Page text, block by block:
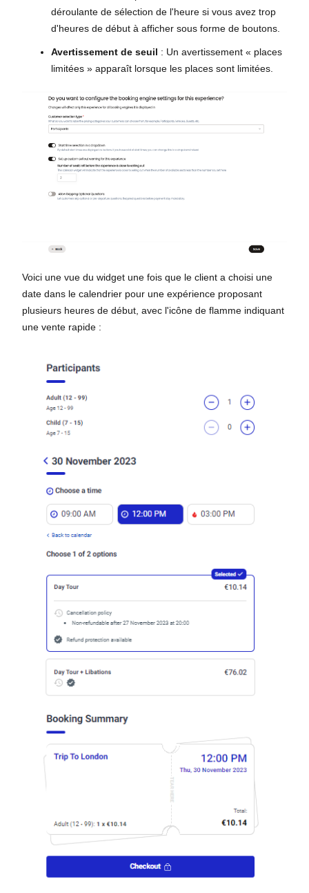
déroulante de sélection de l'heure si vous avez trop
d'heures de début à afficher sous forme de boutons.
Avertissement de seuil : Un avertissement « places
limitées » apparaît lorsque les places sont limitées.
Voici une vue du widget une fois que le client a choisi une
date dans le calendrier pour une expérience proposant
plusieurs heures de début, avec l'icône de flamme indiquant
une vente rapide :